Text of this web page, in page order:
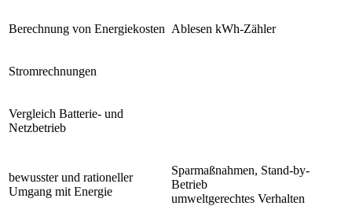
Berechnung von Energiekosten Ablesen kWh-Zähler
Stromrechnungen
Vergleich Batterie- und
Netzbetrieb
bewusster und rationeller
Umgang mit Energie
Sparmaßnahmen, Stand-by-
Betrieb
umweltgerechtes Verhalten